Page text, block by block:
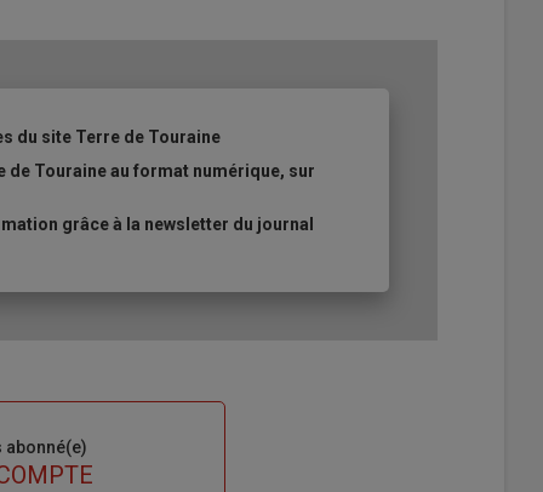
du site Terre de Touraine
de Touraine au format numérique, sur
grâce à la newsletter du journal
abonné(e)